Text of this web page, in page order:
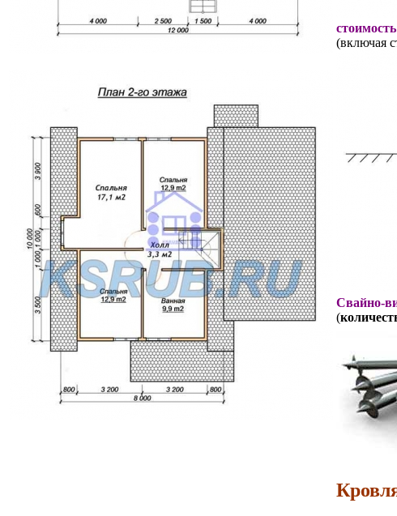
(включая
Свайно-
(